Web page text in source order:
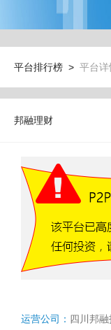
平台排行榜 > 平台详
邦融理财
运营公司： 四川邦